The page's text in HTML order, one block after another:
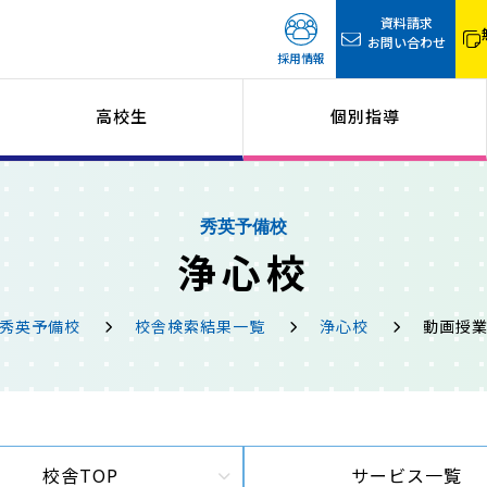
採用情報
資料請求
お問い合わせ
高校生 個別指導
秀英予備校
浄心校
秀英予備校 校舎検索結果一覧 浄心校 動画授業
校舎TOP サービス一覧